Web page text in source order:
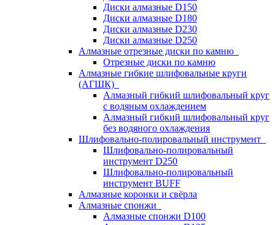
Диски алмазные D150
Диски алмазные D180
Диски алмазные D230
Диски алмазные D250
Алмазные отрезные диски по камню
Отрезные диски по камню
Алмазные гибкие шлифовальные круги
(АГШК)
Алмазный гибкий шлифовальный круг
с водяным охлаждением
Алмазный гибкий шлифовальный круг
без водяного охлаждения
Шлифовально-полировальный инструмент
Шлифовально-полировальный
инструмент D250
Шлифовально-полировальный
инструмент BUFF
Алмазные коронки и свёрла
Алмазные спонжи
Алмазные спонжи D100